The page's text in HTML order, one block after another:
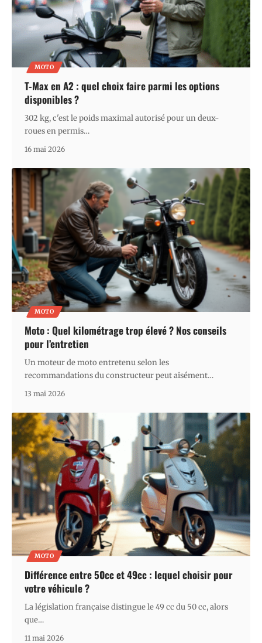
MOTO
T-Max en A2 : quel choix faire parmi les options
disponibles ?
302 kg, c'est le poids maximal autorisé pour un deux-
roues en permis…
16 mai 2026
MOTO
Moto : Quel kilométrage trop élevé ? Nos conseils
pour l’entretien
Un moteur de moto entretenu selon les
recommandations du constructeur peut aisément…
13 mai 2026
MOTO
Différence entre 50cc et 49cc : lequel choisir pour
votre véhicule ?
La législation française distingue le 49 cc du 50 cc, alors
que…
11 mai 2026